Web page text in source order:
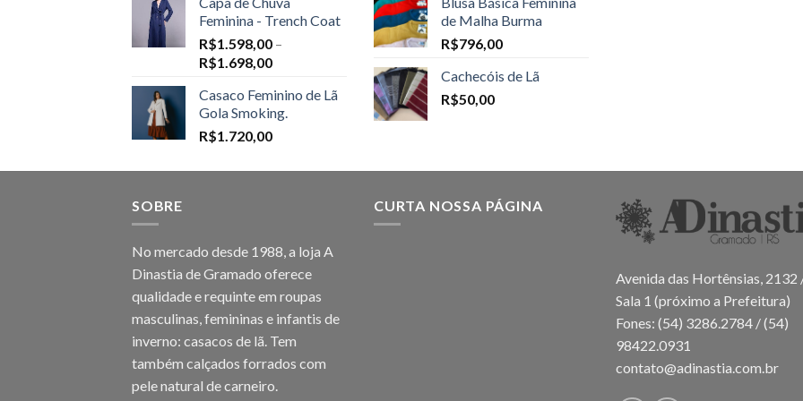
Feminina - Trench Coat
R$1.598,00 –
R$1.698,00Price
R$1.598,00
through
R$1.698,00
Casaco Feminino de Lã
Gola Smoking.
R$1.720,00
de Malha Burma
R$796,00
Cachecóis de Lã
R$50,00
SOBRE
No mercado desde 1988, a loja A
Dinastia de Gramado oferece
qualidade e requinte em roupas
masculinas, femininas e infantis de
inverno: casacos de lã. Tem
também calçados forrados com
pele natural de carneiro.
CURTA NOSSA PÁGINA
Avenida das Hortênsias, 2132
Sala 1 (próximo a Prefeitura)
Fones: (54) 3286.2784 / (54)
98422.0931
contato@adinastia.com.br